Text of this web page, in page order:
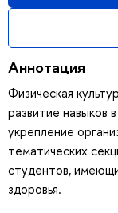
Аннотация
Физическая
развитие навыков
укрепление
тематических
студентов,
здоровья.